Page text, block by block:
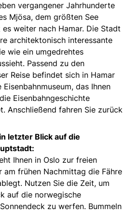
vergangener Jahrhunderte
Mjösa, dem größten See
weiter nach Hamar. Die Stadt
architektonisch interessante
wie ein umgedrehtes
Passend zu den
Reise befindet sich in Hamar
das Ihnen
Eisenbahngeschichte
Anschließend fahren Sie zurück
letzter Blick auf die
Ihnen in Oslo zur freien
am frühen Nachmittag die Fähre
Nutzen Sie die Zeit, um
auf die norwegische
zu werfen. Bummeln